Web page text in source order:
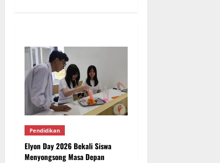
Pendidikan
Elyon Day 2026 Bekali Siswa
Menyongsong Masa Depan